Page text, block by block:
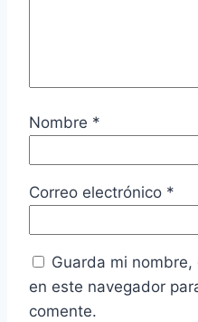
Nombre *
Correo electrónico *
Guarda mi
en este navegador
comente.